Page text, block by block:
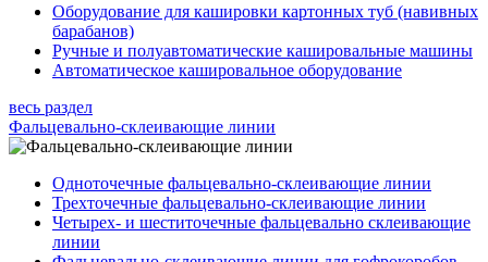
Оборудование для кашировки картонных туб (навивных
барабанов)
Ручные и полуавтоматические кашировальные машины
Автоматическое кашировальное оборудование
весь раздел
Фальцевально-склеивающие линии
Одноточечные фальцевально-склеивающие линии
Трехточечные фальцевально-склеивающие линии
Четырех- и шеститочечные фальцевально склеивающие
линии